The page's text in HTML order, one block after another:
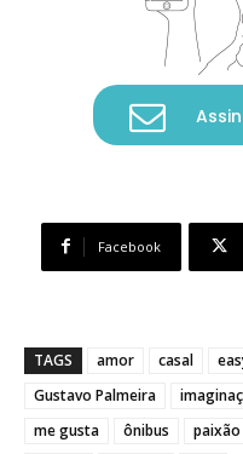
Facebook
TAGS amor casal
Gustavo Palmeira
me gusta
ônibus paixão